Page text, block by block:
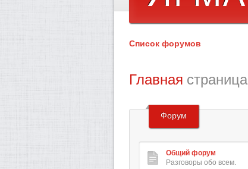
Список форумов
Главная страница
Форум
Общий форум
Разговоры обо всем.